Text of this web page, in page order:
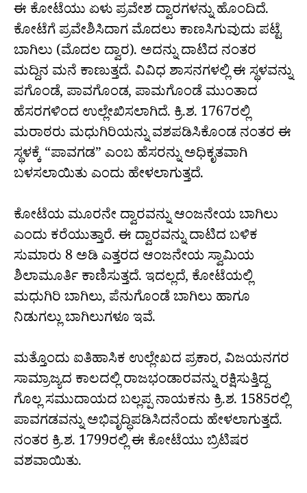
ಈ ಕೋಟೆಯು ಏಳು ಪ್ರವೇಶ ದ್ವಾರಗಳನ್ನು ಹೊಂದಿದೆ.
ಕೋಟೆಗೆ ಪ್ರವೇಶಿಸಿದಾಗ ಮೊದಲು ಕಾಣಸಿಗುವುದು ಪಟ್ಟೆ
ಬಾಗಿಲು (ಮೊದಲ ದ್ವಾರ). ಅದನ್ನು ದಾಟಿದ ನಂತರ
ಮದ್ದಿನ ಮನೆ ಕಾಣುತ್ತದೆ. ವಿವಿಧ ಶಾಸನಗಳಲ್ಲಿ ಈ ಸ್ಥಳವನ್ನು
ಪಗೊಂಡೆ, ಪಾವಗೊಂಡ, ಪಾಮಗೊಂಡೆ ಮುಂತಾದ
ಹೆಸರಗಳಿಂದ ಉಲ್ಲೇಖಿಸಲಾಗಿದೆ. ಕ್ರಿ.ಶ. 1767ರಲ್ಲಿ
ಮರಾಠರು ಮಧುಗಿರಿಯನ್ನು ವಶಪಡಿಸಿಕೊಂಡ ನಂತರ ಈ
ಸ್ಥಳಕ್ಕೆ “ಪಾವಗಡ” ಎಂಬ ಹೆಸರನ್ನು ಅಧಿಕೃತವಾಗಿ
ಬಳಸಲಾಯಿತು ಎಂದು ಹೇಳಲಾಗುತ್ತದೆ.
ಕೋಟೆಯ ಮೂರನೇ ದ್ವಾರವನ್ನು ಆಂಜನೇಯ ಬಾಗಿಲು
ಎಂದು ಕರೆಯುತ್ತಾರೆ. ಈ ದ್ವಾರವನ್ನು ದಾಟಿದ ಬಳಿಕ
ಸುಮಾರು 8 ಅಡಿ ಎತ್ತರದ ಆಂಜನೇಯ ಸ್ವಾಮಿಯ
ಶಿಲಾಮೂರ್ತಿ ಕಾಣಿಸುತ್ತದೆ. ಇದಲ್ಲದೆ, ಕೋಟೆಯಲ್ಲಿ
ಮಧುಗಿರಿ ಬಾಗಿಲು, ಪೆನುಗೊಂಡೆ ಬಾಗಿಲು ಹಾಗೂ
ನಿಡುಗಲ್ಲು ಬಾಗಿಲುಗಳೂ ಇವೆ.
ಮತ್ತೊಂದು ಐತಿಹಾಸಿಕ ಉಲ್ಲೇಖದ ಪ್ರಕಾರ, ವಿಜಯನಗರ
ಸಾಮ್ರಾಜ್ಯದ ಕಾಲದಲ್ಲಿ ರಾಜಭಂಡಾರವನ್ನು ರಕ್ಷಿಸುತ್ತಿದ್ದ
ಗೊಲ್ಲ ಸಮುದಾಯದ ಬಲ್ಲಪ್ಪ ನಾಯಕನು ಕ್ರಿ.ಶ. 1585ರಲ್ಲಿ
ಪಾವಗಡವನ್ನು ಅಭಿವೃದ್ಧಿಪಡಿಸಿದನೆಂದು ಹೇಳಲಾಗುತ್ತದೆ.
ನಂತರ ಕ್ರಿ.ಶ. 1799ರಲ್ಲಿ ಈ ಕೋಟೆಯು ಬ್ರಿಟಿಷರ
ವಶವಾಯಿತು.